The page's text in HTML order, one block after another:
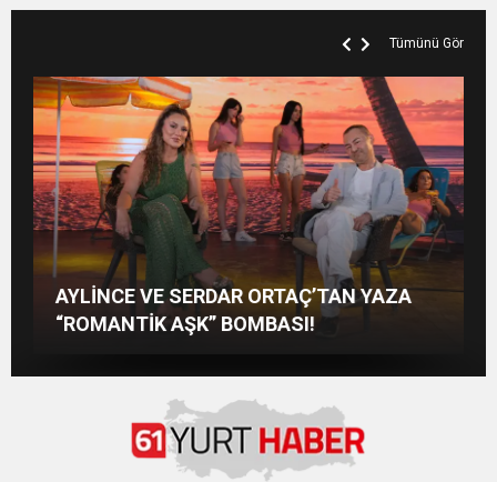
Tümünü Gör
M Lisa ve Dolu Kadehi Ters Tut’tan Yeni İş
Birliği: “Vişne”
AYLİNCE VE SERDAR ORTAÇ’TAN YAZA
“ROMANTİK AŞK” BOMBASI!
MUSTAFA SANDAL İLE AYNI SAHNEDE
PARLADI: AFRA’YA HARBİYE’DE BÜYÜK
KAYSERİ’DE İZDİHAM DEĞİL, REKOR
VARDI! 195 BİN KİŞİ